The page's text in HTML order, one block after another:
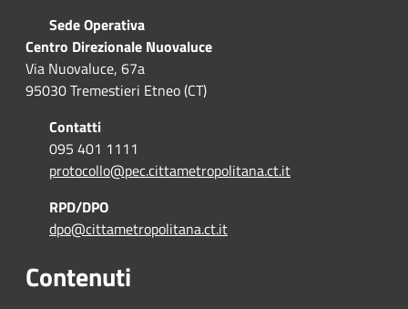
Sede Operativa
Centro Direzionale Nuovaluce
Via Nuovaluce, 67a
95030 Tremestieri Etneo (CT)
Contatti
095 401 1111
protocollo@pec.cittametropolitana.ct.it
RPD/DPO
dpo@cittametropolitana.ct.it
Contenuti